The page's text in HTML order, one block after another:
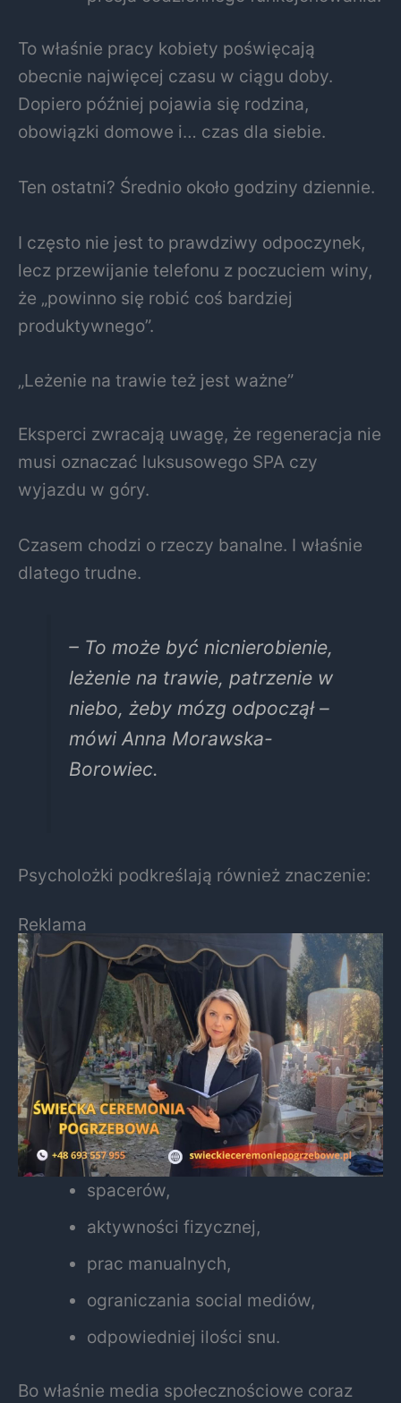
To właśnie pracy kobiety poświęcają
obecnie najwięcej czasu w ciągu doby.
Dopiero później pojawia się rodzina,
obowiązki domowe i… czas dla siebie.
Ten ostatni? Średnio około godziny dziennie.
I często nie jest to prawdziwy odpoczynek,
lecz przewijanie telefonu z poczuciem winy,
że „powinno się robić coś bardziej
produktywnego”.
„Leżenie na trawie też jest ważne”
Eksperci zwracają uwagę, że regeneracja nie
musi oznaczać luksusowego SPA czy
wyjazdu w góry.
Czasem chodzi o rzeczy banalne. I właśnie
dlatego trudne.
– To może być nicnierobienie,
leżenie na trawie, patrzenie w
niebo, żeby mózg odpoczął –
mówiAnna Morawska-
Borowiec.
Psycholożki podkreślają również znaczenie:
Reklama
spacerów,
aktywności fizycznej,
prac manualnych,
ograniczania social mediów,
odpowiedniej ilości snu.
Bo właśnie media społecznościowe coraz